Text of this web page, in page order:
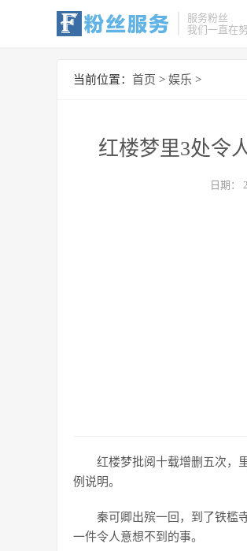
服务粉丝
我们一直在
当前位置： 首页 > 娱乐 >
红楼梦里3处令
日期：
红楼梦批阅十载增删五次，
例说明。
秦可卿出殡一回，到了铁槛
一件令人意想不到的事。